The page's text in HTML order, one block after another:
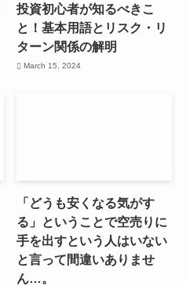
投資初心者が知るべきこ
と！基本用語とリスク・リ
ターン関係の解明
March 15, 2024
「どうも安くなる気がす
る」ということで空売りに
手を出すという人はいない
と言って間違いありませ
ん…。